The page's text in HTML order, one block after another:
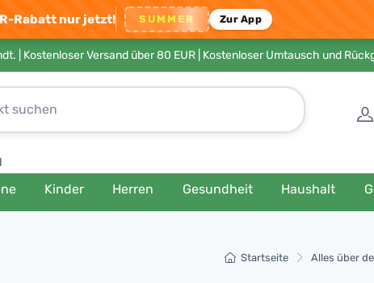
Rabatt nur jetzt! SUMMER Zur App
| Kostenloser Versand über 80 EUR | Kostenloser Umtausch und
Kinder Herren Gesundheit Haushalt
Startseite Alles über